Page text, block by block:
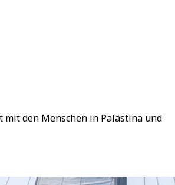
mit den Menschen in Palästina und